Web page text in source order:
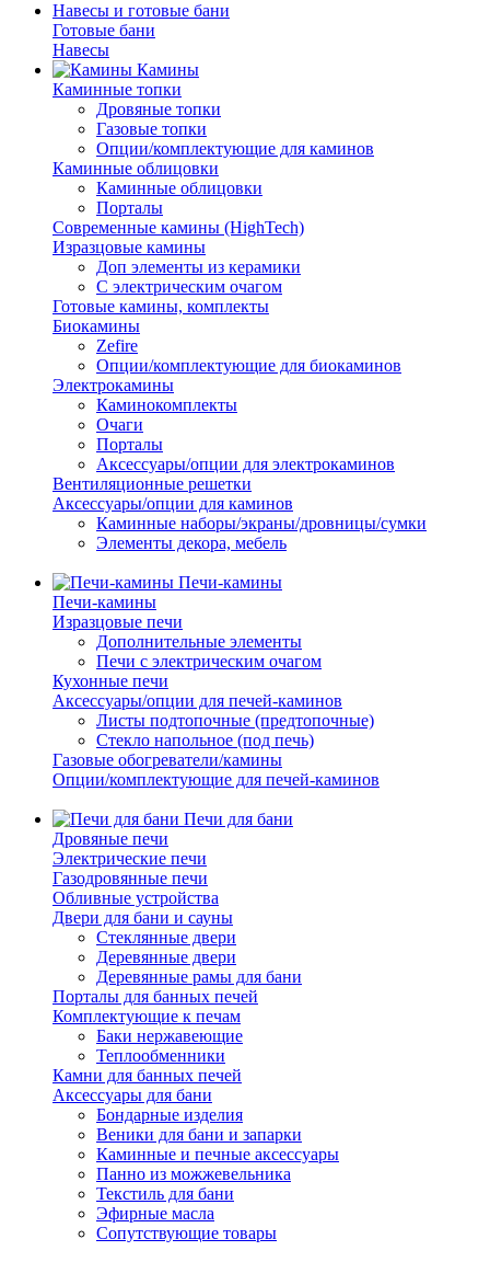
Навесы и готовые бани
Готовые бани
Навесы
Камины
Каминные топки
Дровяные топки
Газовые топки
Опции/комплектующие для каминов
Каминные облицовки
Каминные облицовки
Порталы
Современные камины (HighTech)
Изразцовые камины
Доп элементы из керамики
С электрическим очагом
Готовые камины, комплекты
Биокамины
Zefire
Опции/комплектующие для биокаминов
Электрокамины
Каминокомплекты
Очаги
Порталы
Аксессуары/опции для электрокаминов
Вентиляционные решетки
Аксессуары/опции для каминов
Каминные наборы/экраны/дровницы/сумки
Элементы декора, мебель
Печи-камины
Печи-камины
Изразцовые печи
Дополнительные элементы
Печи с электрическим очагом
Кухонные печи
Аксессуары/опции для печей-каминов
Листы подтопочные (предтопочные)
Стекло напольное (под печь)
Газовые обогреватели/камины
Опции/комплектующие для печей-каминов
Печи для бани
Дровяные печи
Электрические печи
Газодровянные печи
Обливные устройства
Двери для бани и сауны
Стеклянные двери
Деревянные двери
Деревянные рамы для бани
Порталы для банных печей
Комплектующие к печам
Баки нержавеющие
Теплообменники
Камни для банных печей
Аксессуары для бани
Бондарные изделия
Веники для бани и запарки
Каминные и печные аксессуары
Панно из можжевельника
Текстиль для бани
Эфирные масла
Сопутствующие товары